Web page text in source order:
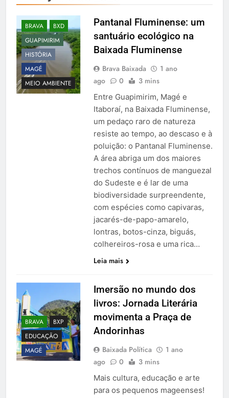
BRAVA
BXD
GUAPIMIRIM
HISTÓRIA
MAGÉ
MEIO AMBIENTE
Pantanal Fluminense: um
santuário ecológico na
Baixada Fluminense
Brava Baixada
1 ano
ago
0 3 mins
Entre Guapimirim, Magé e
Itaboraí, na Baixada Fluminense,
um pedaço raro de natureza
resiste ao tempo, ao descaso e à
poluição: o Pantanal Fluminense.
A área abriga um dos maiores
trechos contínuos de manguezal
do Sudeste e é lar de uma
biodiversidade surpreendente,
com espécies como capivaras,
jacarés-de-papo-amarelo,
lontras, botos-cinza, biguás,
colhereiros-rosa e uma rica…
Leia mais
BRAVA
BXP
EDUCAÇÃO
MAGÉ
Imersão no mundo dos
livros: Jornada Literária
movimenta a Praça de
Andorinhas
Baixada Política
1 ano
ago
0 3 mins
Mais cultura, educação e arte
para os pequenos mageenses!